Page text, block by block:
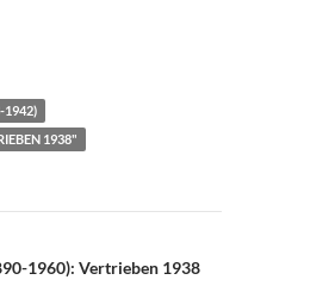
le
n
1942)
1938"
1960): Vertrieben 1938